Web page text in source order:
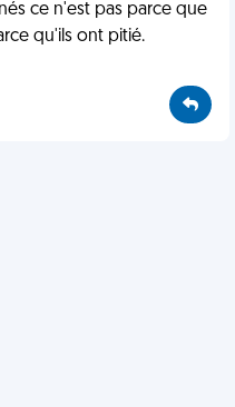
ce n'est pas parce que
qu'ils ont pitié.